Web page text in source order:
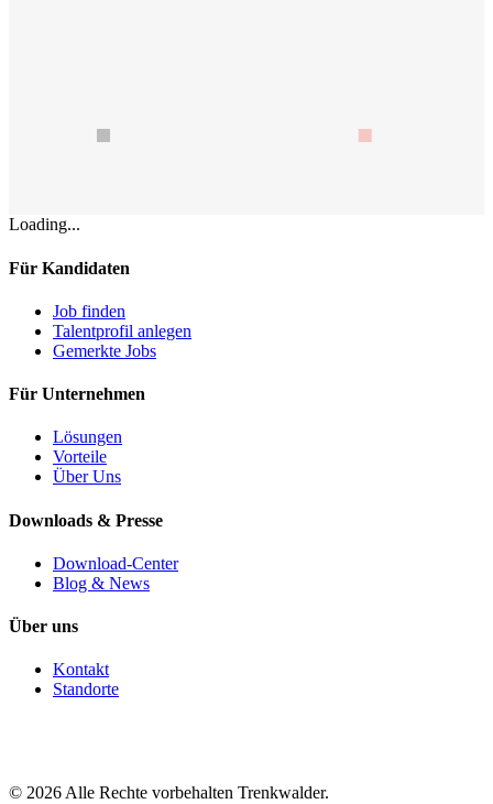
Loading...
Für Kandidaten
Job finden
Talentprofil anlegen
Gemerkte Jobs
Für Unternehmen
Lösungen
Vorteile
Über Uns
Downloads & Presse
Download-Center
Blog & News
Über uns
Kontakt
Standorte
© 2026 Alle Rechte vorbehalten Trenkwalder.